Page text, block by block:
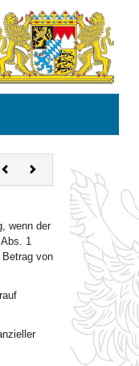
VorherigesNächstes
Dokument
wenn der
1
von